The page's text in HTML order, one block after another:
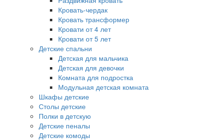
Кровать-чердак
Кровать трансформер
Кровати от 4 лет
Кровати от 5 лет
Детские спальни
Детская для мальчика
Детская для девочки
Комната для подростка
Модульная детская комната
Шкафы детские
Столы детские
Полки в детскую
Детские пеналы
Детские комоды